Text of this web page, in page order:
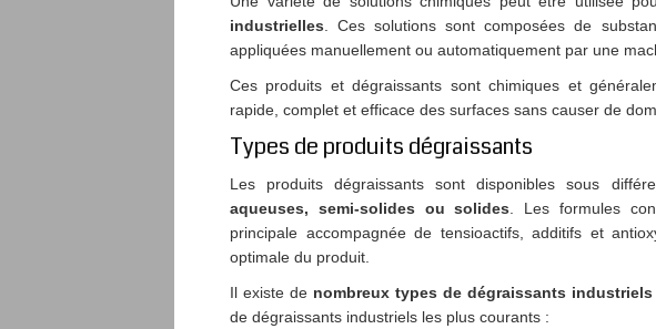
industrielles . Ces solutions sont composées de
appliquées manuellement ou automatiquement par une
Ces produits et dégraissants sont chimiques et
rapide, complet et efficace des surfaces sans causer de
Types de produits dégraissants
Les produits dégraissants sont disponibles sous
aqueuses, semi-solides ou solides . Les formules
principale accompagnée de tensioactifs, additifs et
optimale du produit.
Il existe de nombreux types de dégraissants
de dégraissants industriels les plus courants :